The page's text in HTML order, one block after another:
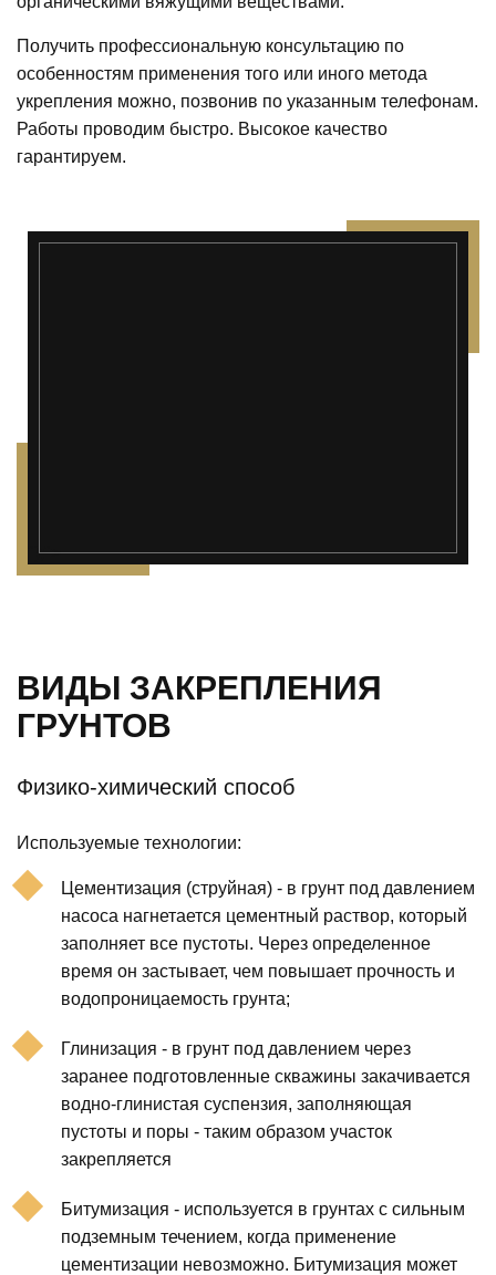
Получить профессиональную консультацию по
особенностям применения того или иного метода
укрепления можно, позвонив по указанным телефонам.
Работы проводим быстро. Высокое качество
гарантируем.
");">
ВИДЫ ЗАКРЕПЛЕНИЯ
ГРУНТОВ
Физико-химический способ
Используемые технологии:
Цементизация (струйная) - в грунт под давлением
насоса нагнетается цементный раствор, который
заполняет все пустоты. Через определенное
время он застывает, чем повышает прочность и
водопроницаемость грунта;
Глинизация - в грунт под давлением через
заранее подготовленные скважины закачивается
водно-глинистая суспензия, заполняющая
пустоты и поры - таким образом участок
закрепляется
Битумизация - используется в грунтах с сильным
подземным течением, когда применение
цементизации невозможно. Битумизация может